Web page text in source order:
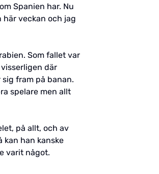
Spanien har. Nu
veckan och jag
Som fallet var
där
fram på banan.
spelare men allt
på allt, och av
kan han kanske
varit något.